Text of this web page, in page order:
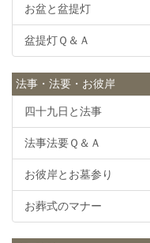
お盆と盆提灯
盆提灯Ｑ＆Ａ
法事・法要・お彼岸
四十九日と法事
法事法要Ｑ＆Ａ
お彼岸とお墓参り
お葬式のマナー